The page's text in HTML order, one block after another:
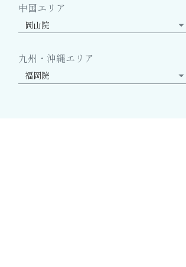
中国エリア
岡山院
九州・沖縄エリア
福岡院